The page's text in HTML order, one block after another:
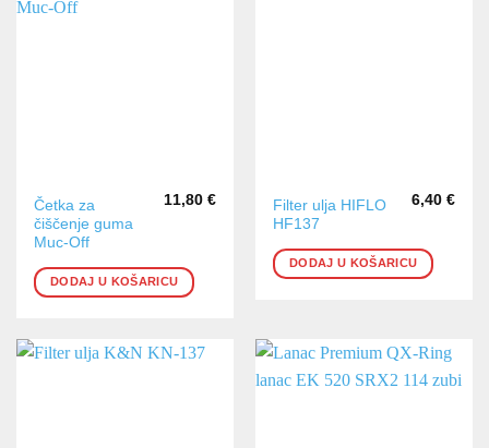
Četka za
čiščenje guma
Muc-Off
11,80 €
DODAJ U KOŠARICU
Filter ulja HIFLO
HF137
6,40 €
DODAJ U KOŠARICU